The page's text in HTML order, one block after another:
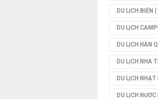
DU LỊCH BIỂN
DU LỊCH
DU LỊCH HÀN
DU LỊCH NHA
DU LỊCH NHẬT
DU LỊCH NƯỚC